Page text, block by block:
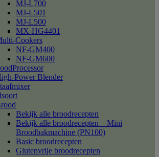
MJ-L700
MJ-L501
MJ-L500
MX-HG4401
Cookers
NF-GM400
NF-GM600
Power Blender
Bekijk alle broodrecepten
Bekijk alle broodrecepten – Mini
Broodbakmachine (PN100)
Basic broodrecepten
Glutenvrije broodrecepten